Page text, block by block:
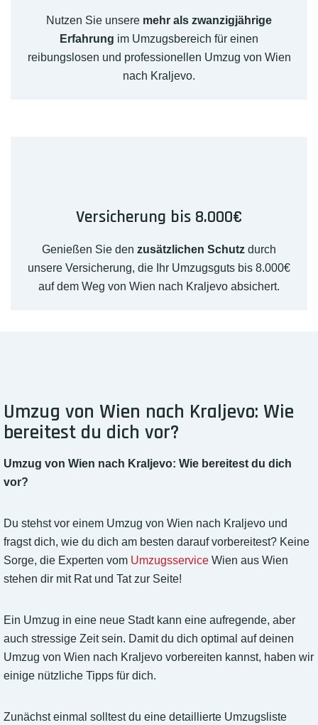
Nutzen Sie unsere mehr als zwanzigjährige
Erfahrung im Umzugsbereich für einen
reibungslosen und professionellen Umzug von Wien
nach Kraljevo.
Versicherung bis 8.000€
Genießen Sie den zusätzlichen Schutz durch
unsere Versicherung, die Ihr Umzugsguts bis 8.000€
auf dem Weg von Wien nach Kraljevo absichert.
Umzug von Wien nach Kraljevo: Wie
bereitest du dich vor?
Umzug von Wien nach Kraljevo: Wie bereitest du dich
vor?
Du stehst vor einem Umzug von Wien nach Kraljevo und
fragst dich, wie du dich am besten darauf vorbereitest? Keine
Sorge, die Experten vom Umzugsservice Wien aus Wien
stehen dir mit Rat und Tat zur Seite!
Ein Umzug in eine neue Stadt kann eine aufregende, aber
auch stressige Zeit sein. Damit du dich optimal auf deinen
Umzug von Wien nach Kraljevo vorbereiten kannst, haben wir
einige nützliche Tipps für dich.
Zunächst einmal solltest du eine detaillierte Umzugsliste